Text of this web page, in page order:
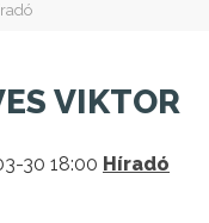
VIKTOR
30 18:00 Híradó